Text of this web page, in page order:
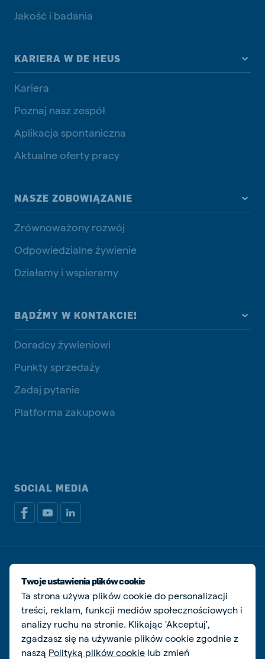
Twoje ustawienia plików cookie
Ta strona używa plików cookie do personalizacji
treści, reklam, funkcji mediów społecznościowych i
analizy ruchu na stronie. Klikając 'Akceptuj',
zgadzasz się na używanie plików cookie zgodnie z
naszą Polityką plików cookie lub zmień
Jakość i badania
KARIERA W DE HEUS
Kariera
Poznaj nasz zespół
Aplikacja spontaniczna
Aktualne oferty pracy
NASZE ZOBOWIĄZANIE
Zrównoważony rozwój
Odpowiedzialne żywienie
Działamy i wspieramy
BĄDŹMY W KONTAKCIE!
Doradcy żywieniowi
Punkty sprzedaży
Zadaj pytanie
Platforma zakupowa
SOCIAL MEDIA
Polityka prywatności i plików cookie
Zarządzaj ciasteczkami
© De Heus Animal Nutrition